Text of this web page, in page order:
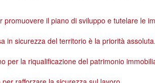
promuovere il piano di sviluppo e tutelare le
in sicurezza del territorio è la priorità
per la riqualificazione del patrimonio